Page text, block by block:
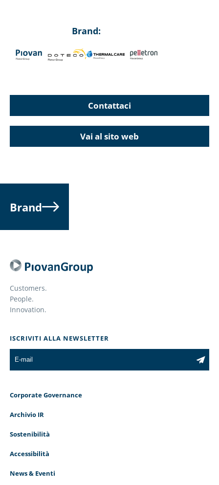
Brand:
Contattaci
Vai al sito web
Brand
Customers.
People.
Innovation.
ISCRIVITI ALLA NEWSLETTER
Corporate Governance
Archivio IR
Sostenibilità
Accessibilità
News & Eventi